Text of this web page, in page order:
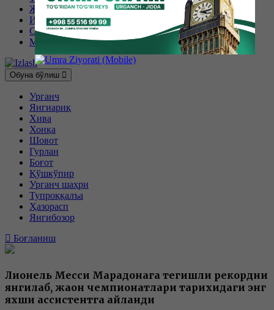
Жаҳон
Иқтисодиёт
Спорт
Маҳаллий
Обуна бўлиш
Урганч
Янгиариқ
Хива
Хонқа
Шовот
Гурлан
Боғот
Қўшкўпир
Урганч шаҳри
Тупроққалъа
Ҳазорасп
Янгибозор
Боғланиш
Лионель Месси Марадонага тегишли рекордни
янгилаб, жаҳон чемпионатлари тарихидаги энг
яхши ассистентга айланди